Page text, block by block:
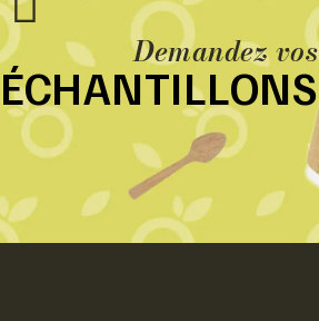
Demandez vos
ÉCHANTILLONS